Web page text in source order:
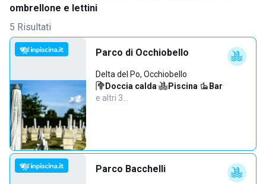
ombrellone e lettini
5 Risultati
Parco di Occhiobello
Delta del Po, Occhiobello
Doccia calda· Piscina· Bar·
e altri 3…
Parco Bacchelli